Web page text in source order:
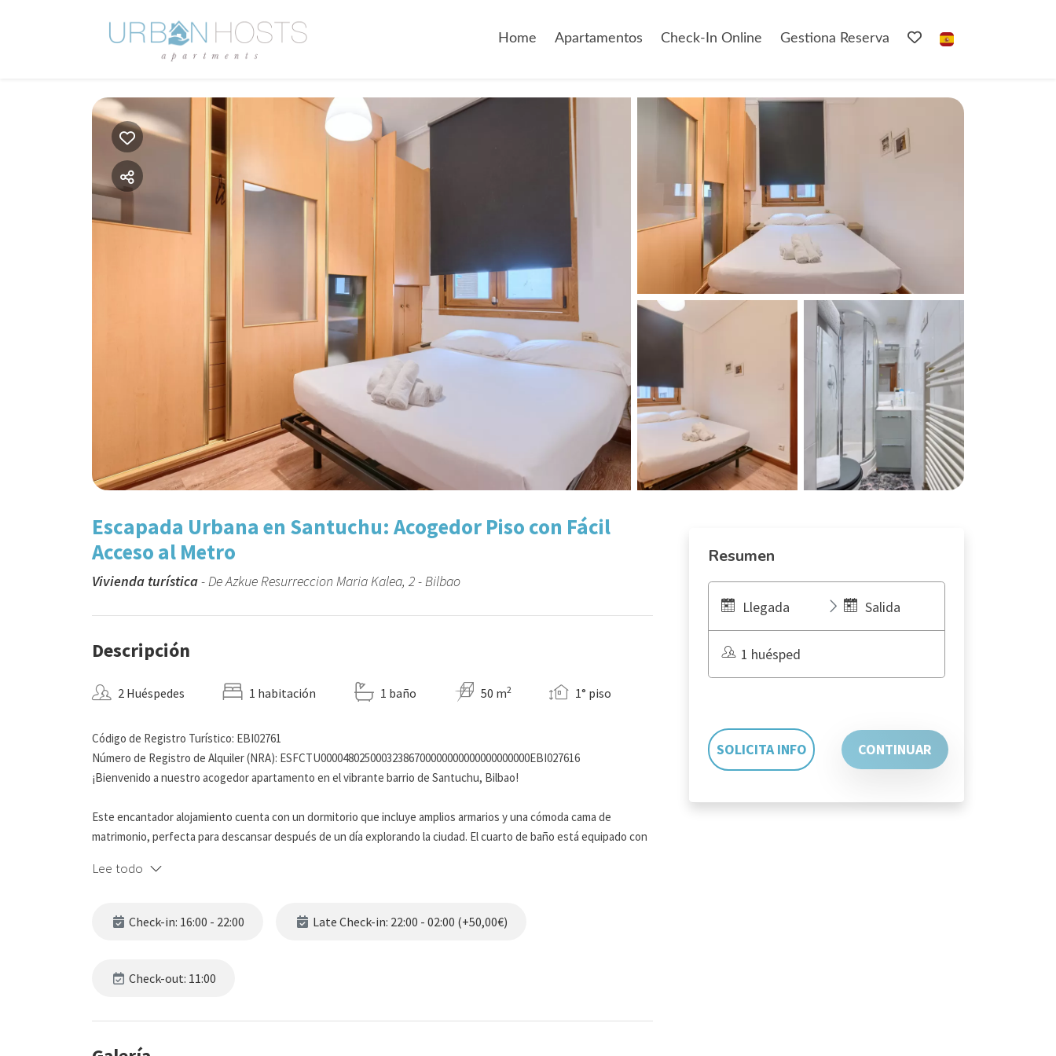
Home Apartamentos Check-In Online Gestiona Reserva
Escapada Urbana en Santuchu: Acogedor Piso con Fácil
Acceso al Metro
Vivienda turística- De Azkue Resurreccion Maria Kalea, 2 - Bilbao
Descripción
2 Huéspedes 1 habitación 1 baño 50 m2 1° piso
Código de Registro Turístico: EBI02761
Número de Registro de Alquiler (NRA): ESFCTU00004802500032386700000000000000000000EBI027616
¡Bienvenido a nuestro acogedor apartamento en el vibrante barrio de Santuchu, Bilbao!
Este encantador alojamiento cuenta con un dormitorio que incluye amplios armarios y una cómoda cama de
matrimonio, perfecta para descansar después de un día explorando la ciudad. El cuarto de baño está equipado con
Además, podrás relajarte viendo la televisión o navegando por Internet gracias a nuestra conexión Wi-Fi.
permite acceder fácilmente al centro de la ciudad. ¡Y solo a una parada de metro del Casco Viejo, donde podrás
tiendas locales. Es el lugar perfecto para pasear y disfrutar del ambiente local.
Lee todo
Check-in: 16:00 - 22:00 Late Check-in: 22:00 - 02:00 (+50,00€)
Check-out: 11:00
Resumen
Llegada Salida
1 huésped
SOLICITA INFO CONTINUAR